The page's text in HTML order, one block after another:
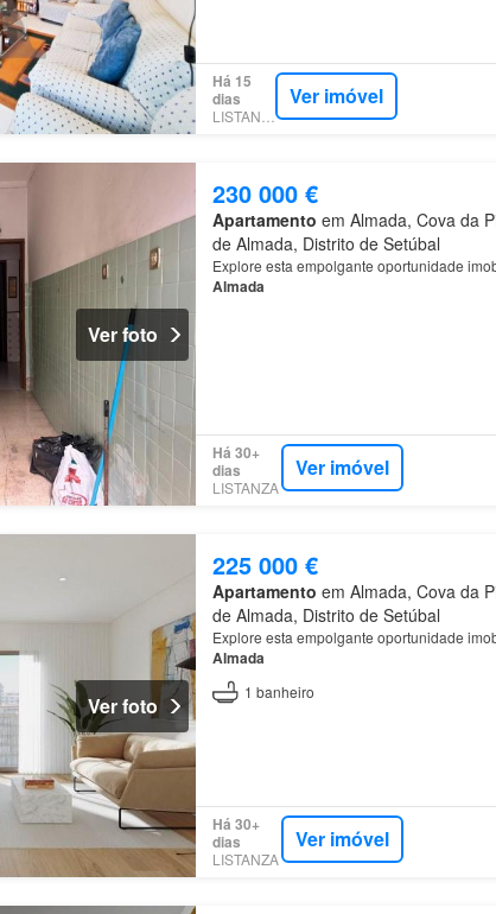
Há 15
dias
Ver imóvel
Ver foto
230 000 €
Apartamento em Almada, Cova da
de Almada, Distrito de Setúbal
Explore esta empolgante oportunidade
Almada
Há 30+
dias
LISTANZA
Ver imóvel
Ver foto
225 000 €
Apartamento em Almada, Cova da
de Almada, Distrito de Setúbal
Explore esta empolgante oportunidade
Almada
1 banheiro
Há 30+
dias
LISTANZA
Ver imóvel